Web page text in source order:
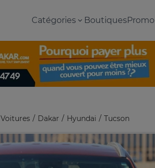
Catégories BoutiquesPromo
Voitures Dakar Hyundai Tucson